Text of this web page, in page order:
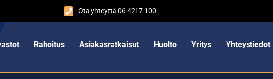
Ota yhteyttä 06 4217 100
Rahoitus Asiakasratkaisut Huolto Yritys Yhteystiedot